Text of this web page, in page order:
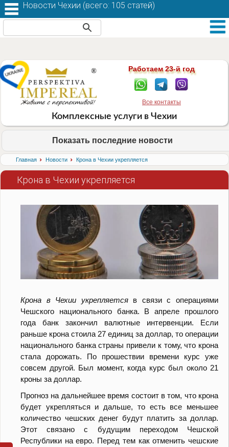
Работаем 23-й год
Все контакты
Комплексные услуги в Чехии
Показать последние новости
Главная › Новости › Крона в Чехии укрепляется
Крона в Чехии укрепляется
Крона в Чехии укрепляетсяв связи с операциями
Чешского национального банка. В апреле прошлого
года банк закончил валютные интервенции. Если
раньше крона стоила 27 единиц за доллар, то операции
национального банка страны привели к тому, что крона
стала дорожать. По прошествии времени курс уже
совсем другой. Был момент, когда курс был около 21
кроны за доллар.
Прогноз на дальнейшее время состоит в том, что крона
будет укрепляться и дальше, то есть все меньшее
количество чешских денег будут платить за доллар.
Этот связано с будущим переходом Чешской
Республики на евро. Перед тем как отменить чешские
Новости Чехии (всего: 105 статей)